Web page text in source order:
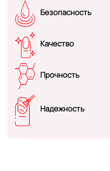
Безопасность
Качество
Прочность
Надежность